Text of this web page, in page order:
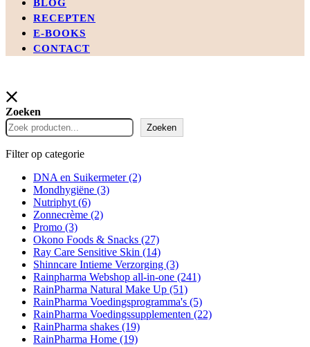
BLOG
RECEPTEN
E-BOOKS
CONTACT
Zoeken
Zoeken
Filter op categorie
DNA en Suikermeter(2)
Mondhygiëne (3)
Nutriphyt (6)
Zonnecrème (2)
Promo (3)
Okono Foods & Snacks (27)
Ray Care Sensitive Skin (14)
Shinncare Intieme Verzorging (3)
Rainpharma Webshop all-in-one (241)
RainPharma Natural Make Up (51)
RainPharma Voedingsprogramma's (5)
RainPharma Voedingssupplementen (22)
RainPharma shakes (19)
RainPharma Home (19)